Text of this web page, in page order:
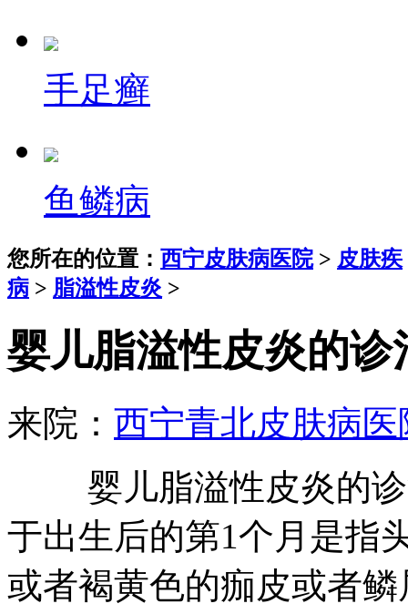
手足癣
鱼鳞病
您所在的位置： 西宁皮肤病医院> 皮肤疾
病 > 脂溢性皮炎 >
婴儿脂溢性皮炎的诊
来院： 西宁青北皮肤病医
婴儿脂溢性皮炎的诊
于出生后的第1个月是指
或者褐黄色的痂皮或者